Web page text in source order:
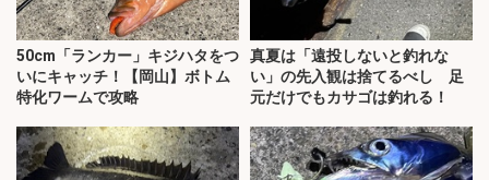
50cm「ランカー」キジハタをつ
いにキャッチ！【岡山】ボトム
特化ワームで攻略
真夏は「遠投しないと釣れな
い」の先入観は捨てるべし 足
元だけでもカサゴは釣れる！